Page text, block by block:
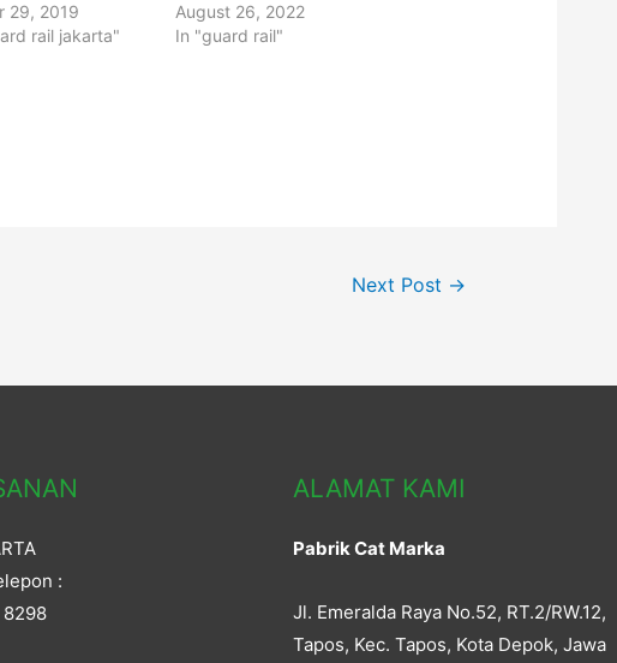
29, 2019
rail jakarta"
August 26, 2022
In "guard rail"
Next Post →
:
8298
ALAMAT KAMI
Pabrik Cat Marka
Jl. Emeralda Raya No.52, RT.2/RW.12,
Tapos, Kec. Tapos, Kota Depok, Jawa